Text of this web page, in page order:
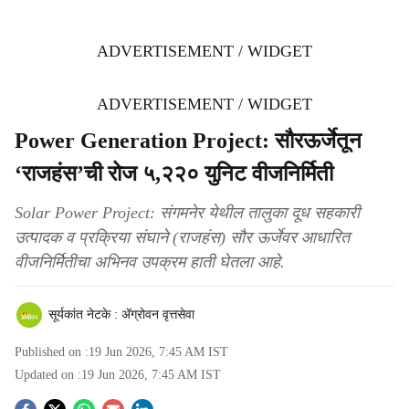
ADVERTISEMENT / WIDGET
ADVERTISEMENT / WIDGET
Power Generation Project: सौरऊर्जेतून
‘राजहंस’ची रोज ५,२२० युनिट वीजनिर्मिती
Solar Power Project: संगमनेर येथील तालुका दूध सहकारी
उत्पादक व प्रक्रिया संघाने (राजहंस) सौर ऊर्जेवर आधारित
वीजनिर्मितीचा अभिनव उपक्रम हाती घेतला आहे.
सूर्यकांत नेटके : ॲग्रोवन वृत्तसेवा
Published on :19 Jun 2026, 7:45 AM IST
Updated on :19 Jun 2026, 7:45 AM IST